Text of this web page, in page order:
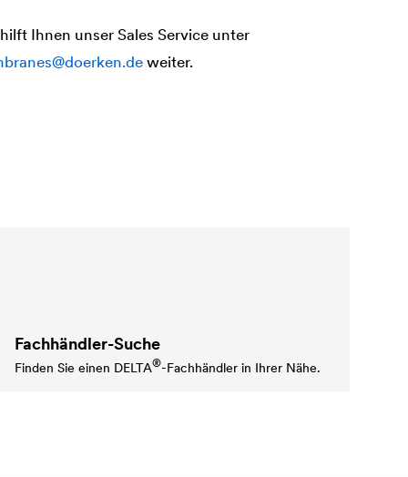
Ihnen unser Sales Service unter
weiter.
Fachhändler-Suche
Finden Sie einen DELTA®-Fachhändler in Ihrer Nähe.